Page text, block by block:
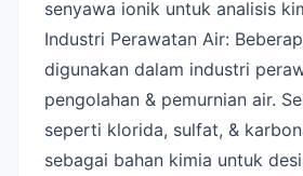
senyawa ionik untuk analisis
Industri Perawatan Air:
digunakan dalam industri
pengolahan & pemurnian air.
seperti klorida, sulfat, &
sebagai bahan kimia untuk